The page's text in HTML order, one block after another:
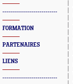
----------------------------
FORMATION
PARTENAIRES
LIENS
----------------------------